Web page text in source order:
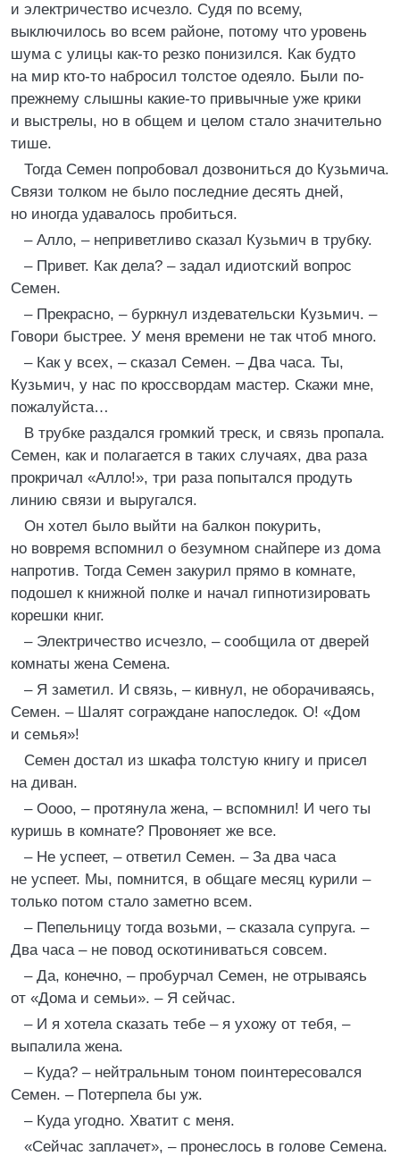
и электричество исчезло. Судя по всему,
выключилось во всем районе, потому что уровень
шума с улицы как-то резко понизился. Как будто
на мир кто-то набросил толстое одеяло. Были по-
прежнему слышны какие-то привычные уже крики
и выстрелы, но в общем и целом стало значительно
тише.
Тогда Семен попробовал дозвониться до Кузьмича.
Связи толком не было последние десять дней,
но иногда удавалось пробиться.
– Алло, – неприветливо сказал Кузьмич в трубку.
– Привет. Как дела? – задал идиотский вопрос
Семен.
– Прекрасно, – буркнул издевательски Кузьмич. –
Говори быстрее. У меня времени не так чтоб много.
– Как у всех, – сказал Семен. – Два часа. Ты,
Кузьмич, у нас по кроссвордам мастер. Скажи мне,
пожалуйста…
В трубке раздался громкий треск, и связь пропала.
Семен, как и полагается в таких случаях, два раза
прокричал «Алло!», три раза попытался продуть
линию связи и выругался.
Он хотел было выйти на балкон покурить,
но вовремя вспомнил о безумном снайпере из дома
напротив. Тогда Семен закурил прямо в комнате,
подошел к книжной полке и начал гипнотизировать
корешки книг.
– Электричество исчезло, – сообщила от дверей
комнаты жена Семена.
– Я заметил. И связь, – кивнул, не оборачиваясь,
Семен. – Шалят сограждане напоследок. О! «Дом
и семья»!
Семен достал из шкафа толстую книгу и присел
на диван.
– Оооо, – протянула жена, – вспомнил! И чего ты
куришь в комнате? Провоняет же все.
– Не успеет, – ответил Семен. – За два часа
не успеет. Мы, помнится, в общаге месяц курили –
только потом стало заметно всем.
– Пепельницу тогда возьми, – сказала супруга. –
Два часа – не повод оскотиниваться совсем.
– Да, конечно, – пробурчал Семен, не отрываясь
от «Дома и семьи». – Я сейчас.
– И я хотела сказать тебе – я ухожу от тебя, –
выпалила жена.
– Куда? – нейтральным тоном поинтересовался
Семен. – Потерпела бы уж.
– Куда угодно. Хватит с меня.
«Сейчас заплачет», – пронеслось в голове Семена.